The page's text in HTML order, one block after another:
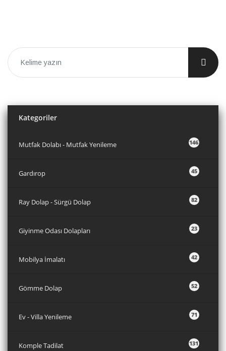
Kategoriler
146
Mutfak Dolabı - Mutfak Yenileme
45
Gardırop
82
Ray Dolap - Sürgü Dolap
23
Giyinme Odası Dolapları
42
Mobilya İmalatı
52
Gömme Dolap
71
Ev - Villa Yenileme
131
Komple Tadilat